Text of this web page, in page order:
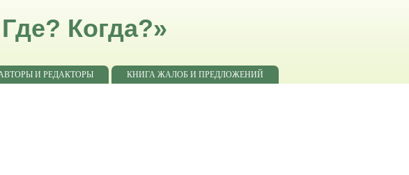
Когда?»
И РЕДАКТОРЫ
КНИГА ЖАЛОБ И ПРЕДЛОЖЕНИЙ